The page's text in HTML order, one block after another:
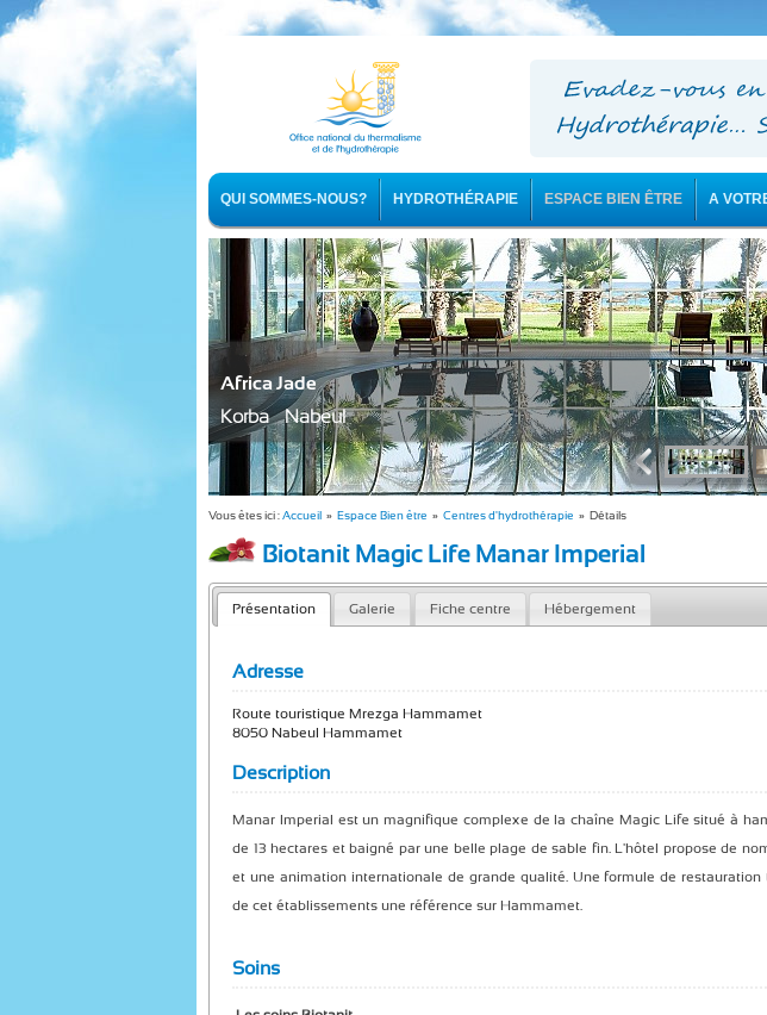
QUI SOMMES-NOUS? HYDROTHÉRAPIE ESPACE BIEN ÊTRE A
Africa Jade
Korba - Nabeul
Vous êtes ici :Accueil » Espace Bien être » Centres d'hydrothérapie » Détails
Biotanit Magic Life Manar Imperial
Présentation Galerie Fiche centre Hébergement
Adresse
Route touristique Mrezga Hammamet
8050 Nabeul Hammamet
Description
Manar Imperial est un magnifique complexe de la chaîne Magic Life situé à
de 13 hectares et baigné par une belle plage de sable fin. L'hôtel propose de
et une animation internationale de grande qualité. Une formule de
de cet établissements une référence sur Hammamet.
Soins